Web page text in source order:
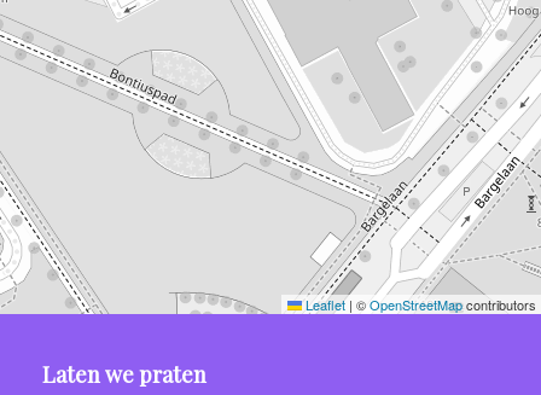
Leaflet | ©OpenStreetMapcontributors
Laten we praten